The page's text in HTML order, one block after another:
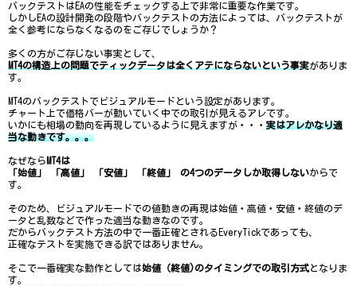
バックテストはEAの性能をチェックする上で非常に重要な作業です。
しかしEAの設計開発の段階やバックテストの方法によっては、バックテストが
全く参考にならなくなるのをご存じでしょうか？
多くの方がご存じない事実として、
MT4の構造上の問題でティックデータは全くアテにならないという事実がありま
す。
MT4のバックテストでビジュアルモードという設定があります。
チャート上で価格バーが動いていく中での取引が見えるアレです。
いかにも相場の動向を再現しているように見えますが・・・ 実はアレかなり適
当な動きです。。。
なぜなら MT4は
「始値」 「高値」 「安値」 「終値」 の4つのデータしか取得しないからで
す。
そのため、ビジュアルモードでの値動きの再現は始値・高値・安値・終値のデ
ータと乱数などで作った適当な動きなのです。
だからバックテスト方法の中で一番正確とされるEveryTickであっても、
正確なテストを実施できる訳ではありません。
そこで一番確実な動作としては始値（終値)のタイミングでの取引方式となりま
す。